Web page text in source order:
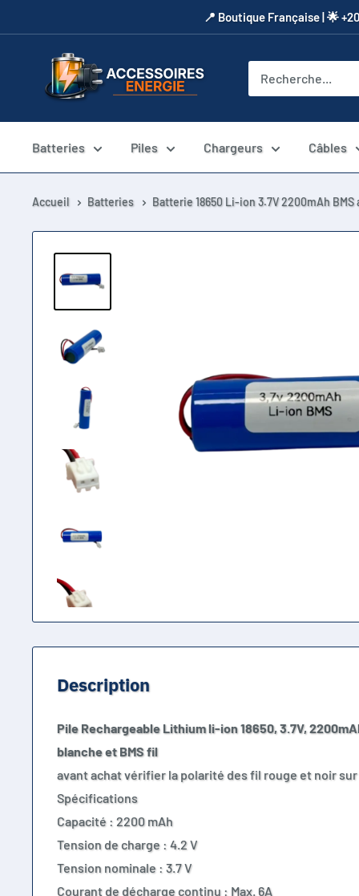
au
​📍​ Boutique Française | 🌟
Accessoires
Energie
Batteries Piles Chargeurs Câbles
Accueil Batteries Batterie 18650 Li-ion 3.7V 2200mAh
Description
Pile Rechargeable Lithium li-ion 18650, 3.7V,
blanche et BMS fil
avant achat vérifier la polarité des fil rouge et noir
Spécifications
Capacité : 2200 mAh
Tension de charge : 4.2 V
Tension nominale : 3.7 V
Courant de décharge continu : Max. 6A